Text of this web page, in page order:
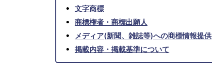
文字商標
商標権者・商標出願人
メディア(新聞、雑誌等)への商標情報提供
掲載内容・掲載基準について